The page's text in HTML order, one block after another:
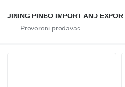
JINING PINBO IMPORT AND